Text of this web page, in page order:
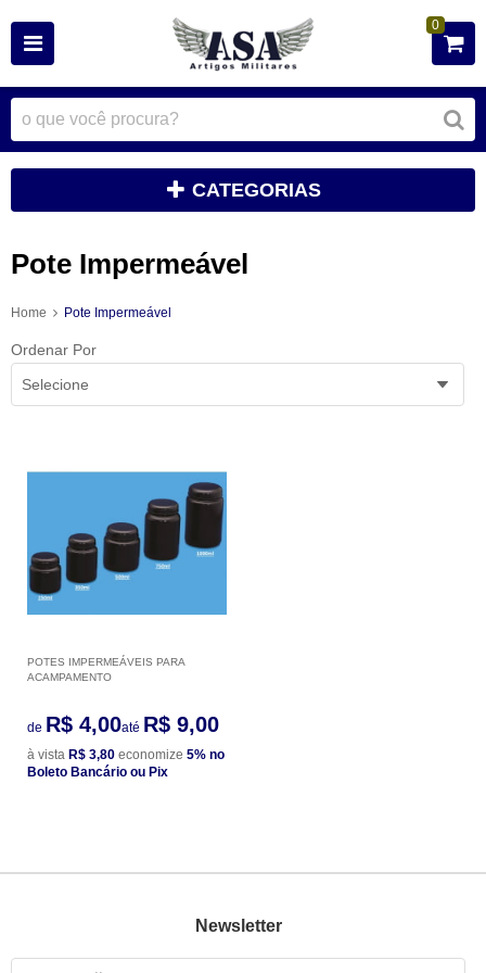
0
CATEGORIAS
Pote Impermeável
Home Pote Impermeável
Ordenar Por
Selecione
POTES IMPERMEÁVEIS PARA
ACAMPAMENTO
de R$ 4,00até R$ 9,00
à vista R$ 3,80 economize 5% no
Boleto Bancário ou Pix
Newsletter